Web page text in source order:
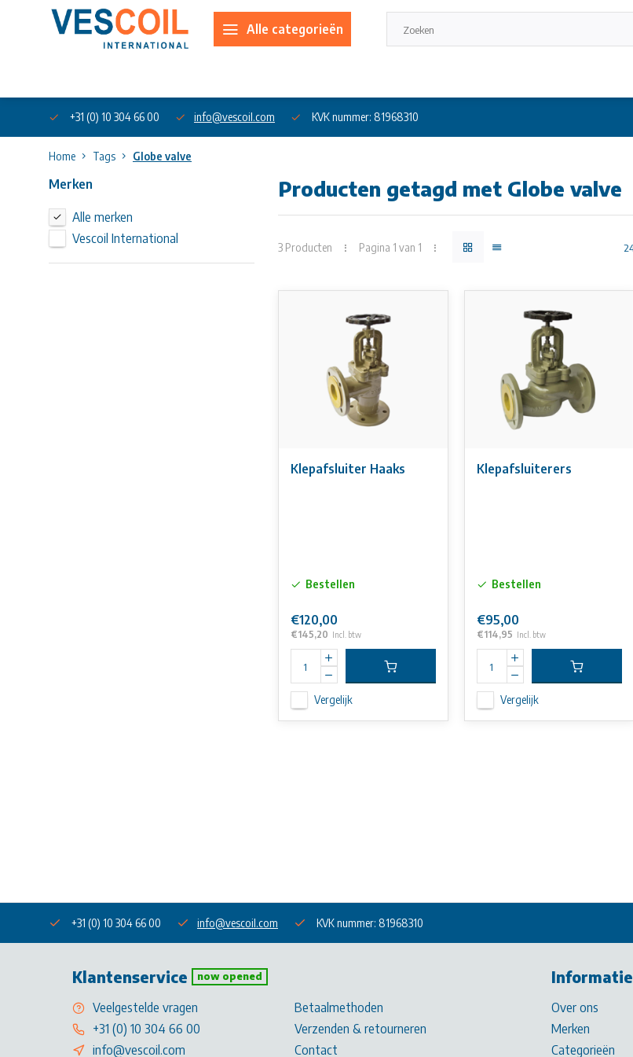
Alle categorieën
+31 (0) 10 304 66 00 info@vescoil.com KVK nummer: 81968310
Home Tags Globe valve
Merken
Alle merken
Vescoil International
Producten getagd met Globe valve
3 Producten Pagina 1 van 1
Klepafsluiter Haaks
Bestellen
€120,00
€145,20 Incl. btw
Vergelijk
Klepafsluiterers
Bestellen
€95,00
€114,95 Incl. btw
Vergelijk
+31 (0) 10 304 66 00 info@vescoil.com KVK nummer: 81968310
Klantenservice now opened
Veelgestelde vragen
+31 (0) 10 304 66 00
info@vescoil.com
Betaalmethoden
Verzenden & retourneren
Contact
Informatie
Over ons
Merken
Categorieën